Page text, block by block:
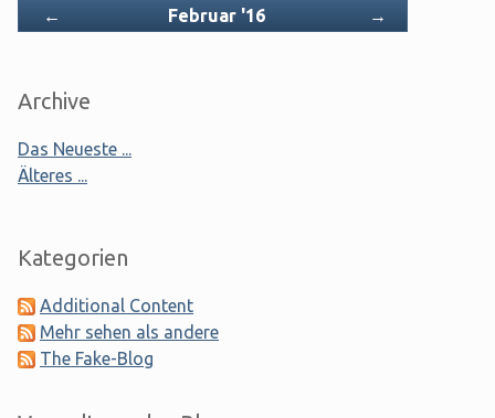
← Februar '16 Vorwärts
→
Archive
Das Neueste ...
Älteres ...
Kategorien
Additional Content
Mehr sehen als andere
The Fake-Blog